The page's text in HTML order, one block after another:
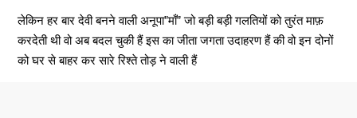
लेकिन हर बार देवी बनने वाली अनूपा”माँ” जो बड़ी बड़ी गलतियों को तुरंत माफ़
करदेती थी वो अब बदल चुकी हैं इस का जीता जगता उदाहरण हैं की वो इन दोनों
को घर से बाहर कर सारे रिश्ते तोड़ ने वाली हैं